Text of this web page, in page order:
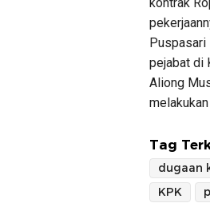
Puspasari
pejabat di
Aliong
Tag
dugaan
KPK